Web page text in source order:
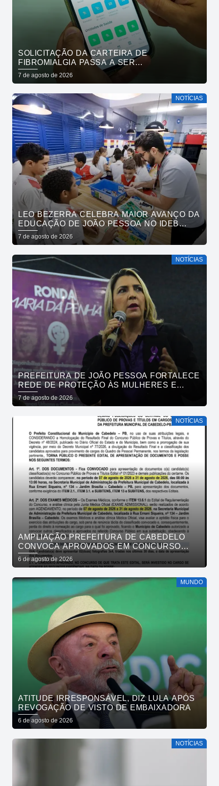
SOLICITAÇÃO DA CARTEIRA DE
FIBROMIALGIA PASSA A SER
EXCLUSIVAMENTE PELO APLICATIVO JOÃO
PESSOA NA PALMA DA MÃO
7 de agosto de 2026
NOTÍCIAS
LEO BEZERRA CELEBRA MAIOR AVANÇO DA
EDUCAÇÃO DE JOÃO PESSOA NO IDEB
ENTRE CAPITAIS DO NORDESTE
7 de agosto de 2026
NOTÍCIAS
PREFEITURA DE JOÃO PESSOA FORTALECE
REDE DE PROTEÇÃO ÀS MULHERES E
ENTENDE QUE ACOLHER É SALVAR VIDAS
7 de agosto de 2026
NOTÍCIAS
AMPLIAÇÃO PREFEITURA DE CABEDELO
CONVOCA APROVADOS EM CONCURSO
PÚBLICO DA SAÚDE PARA APRESENTAÇÃO
DE DOCUMENTOS
6 de agosto de 2026
MUNDO
ATITUDE IRRESPONSÁVEL, DIZ LULA APÓS
REVOGAÇÃO DE VISTO DE EMBAIXADORA
6 de agosto de 2026
NOTÍCIAS